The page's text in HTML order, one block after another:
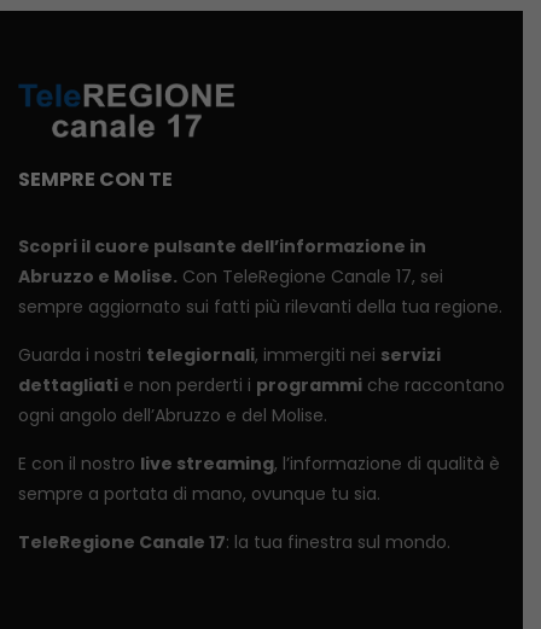
SEMPRE CON TE
Scopri il cuore pulsante dell’informazione in
Abruzzo e Molise. Con TeleRegione Canale 17, sei
sempre aggiornato sui fatti più rilevanti della tua regione.
Guarda i nostri telegiornali, immergiti nei servizi
dettagliati e non perderti i programmi che raccontano
ogni angolo dell’Abruzzo e del Molise.
E con il nostro live streaming, l’informazione di qualità è
sempre a portata di mano, ovunque tu sia.
TeleRegione Canale 17: la tua finestra sul mondo.